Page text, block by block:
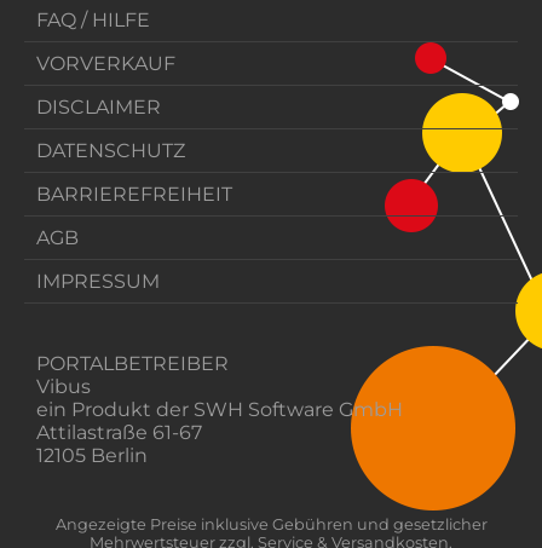
FAQ / HILFE
VORVERKAUF
DISCLAIMER
DATENSCHUTZ
BARRIEREFREIHEIT
AGB
IMPRESSUM
PORTALBETREIBER
Vibus
ein Produkt der SWH Software GmbH
Attilastraße 61-67
12105 Berlin
Angezeigte Preise inklusive Gebühren und gesetzlicher
Mehrwertsteuer zzgl. Service & Versandkosten.